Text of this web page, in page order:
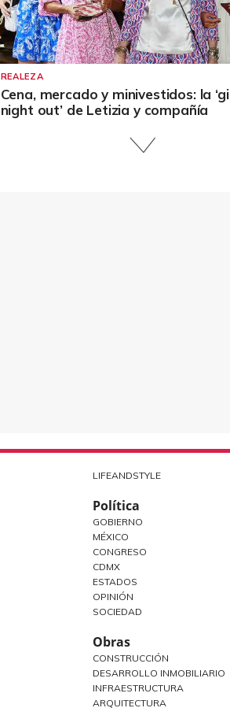
REALEZA
Cena, mercado y minivestidos: la
night out’ de Letizia y compañía
LIFEANDSTYLE
Política
GOBIERNO
MÉXICO
CONGRESO
CDMX
ESTADOS
OPINIÓN
SOCIEDAD
Obras
CONSTRUCCIÓN
DESARROLLO INMOBILIARIO
INFRAESTRUCTURA
ARQUITECTURA